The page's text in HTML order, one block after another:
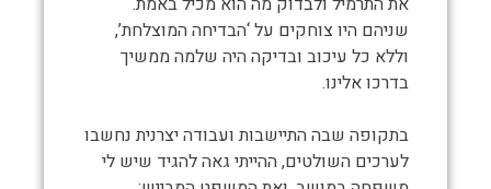
שניהם היו צוחקים על ‘הבדיחה המוצלחת’,
וללא כל עיכוב ובדיקה היה שלמה ממשיך
בדרכו אלינו.
בתקופה שבה התיישבות ועבודה יצרנית נחשבו
לערכים השולטים, ההייתי גאה להגיד שיש לי